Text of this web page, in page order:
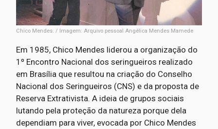
Chico Mendes. / Imagem: Arquivo pessoal Angélica Mendes Mamede
Em 1985, Chico Mendes liderou a organização do
1º Encontro Nacional dos seringueiros realizado
em Brasília que resultou na criação do Conselho
Nacional dos Seringueiros (CNS) e da proposta de
Reserva Extrativista. A ideia de grupos sociais
lutando pela proteção da natureza porque dela
dependiam para viver, evocada por Chico Mendes